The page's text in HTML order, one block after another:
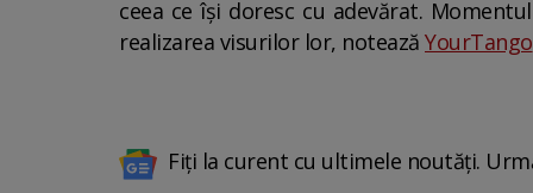
ceea ce își doresc cu adevărat.
realizarea visurilor lor, notează YourTango
Fiți la curent cu ultimele noutăți.